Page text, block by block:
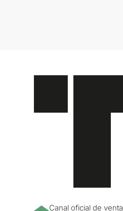
Canal oficial de venta